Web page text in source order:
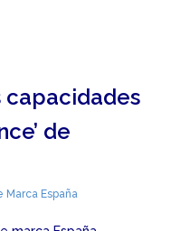
capacidades
de
Marca España